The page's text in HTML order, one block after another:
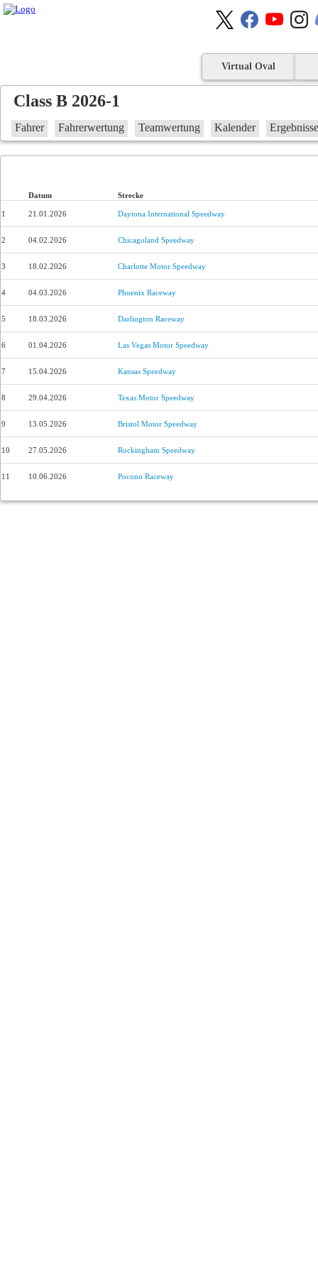
Virtual Oval
Class B 2026-1
Fahrer Fahrerwertung Teamwertung Kalender Ergebnisse
Datum Strecke
1 21.01.2026 Daytona International Speedway
2 04.02.2026 Chicagoland Speedway
3 18.02.2026 Charlotte Motor Speedway
4 04.03.2026 Phoenix Raceway
5 18.03.2026 Darlington Raceway
6 01.04.2026 Las Vegas Motor Speedway
7 15.04.2026 Kansas Speedway
8 29.04.2026 Texas Motor Speedway
9 13.05.2026 Bristol Motor Speedway
10 27.05.2026 Rockingham Speedway
11 10.06.2026 Pocono Raceway